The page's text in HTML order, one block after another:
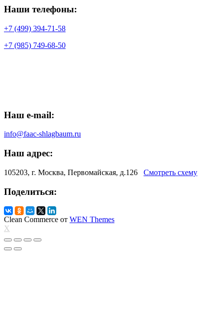
Наши телефоны:
+7 (499) 394-71-58
+7 (985) 749-68-50
Наш e-mail:
info@faac-shlagbaum.ru
Наш адрес:
105203, г. Москва, Первомайская, д.126 Смотреть схему
Поделиться:
Clean Commerce от WEN Themes
X